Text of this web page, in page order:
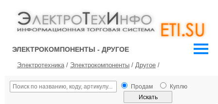
ЭЛЕКТРОКОМПОНЕНТЫ - ДРУГОЕ
Электротехника/ Электрокомпоненты / Другое /
Продам Куплю